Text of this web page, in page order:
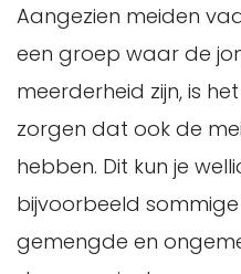
Aangezien meiden
een groep waar de
meerderheid zijn, is
zorgen dat ook de
hebben. Dit kun je
bijvoorbeeld
gemengde en